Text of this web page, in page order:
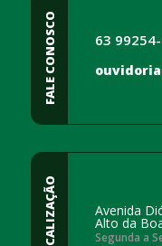
FALE CONOSCO 63
LOCALIZAÇÃO Avenida
Alto da
Segunda a